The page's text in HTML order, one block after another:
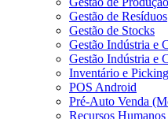
Gestão de Resíduos
Gestão de Stocks
Gestão Indústria e
Gestão Indústria e
Inventário e
POS Android
Pré-Auto Venda
Recursos Humanos